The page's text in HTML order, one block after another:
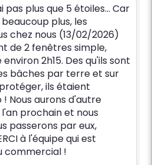
pas plus que 5 étoiles... Car
plus, les
chez nous (13/02/2026)
de 2 fenêtres simple,
2h15. Des qu'ils sont
bâches par terre et sur
ils étaient
Nous aurons d'autre
prochain et nous
passerons par eux,
à l'équipe qui est
commercial !